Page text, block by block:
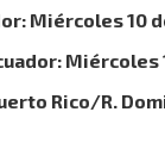
Miércoles 10
Miércoles
Rico/R.